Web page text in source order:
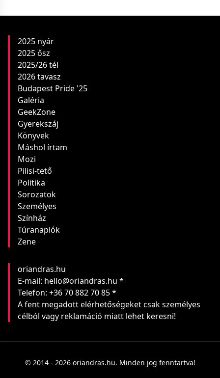
2025 nyár
2025 ősz
2025/26 tél
2026 tavasz
Budapest Pride '25
Galéria
GeekZone
Gyerekszáj
Könyvek
Máshol írtam
Mozi
Pilisi-tető
Politika
Sorozatok
Személyes
Színház
Túranaplók
Zene
oriandras.hu
E-mail: hello@oriandras.hu *
Telefon: +36 70 882 70 85 *
A fent megadott elérhetőségeket csak személyes
célból vagy reklamáció miatt lehet keresni!
© 2014 - 2026 oriandras.hu. Minden jog fenntartva!